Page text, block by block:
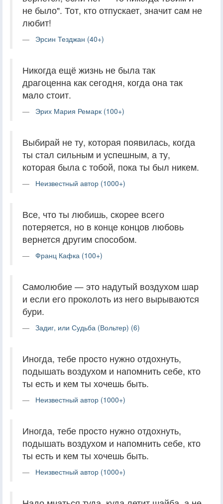
не было". Тот, кто отпускает, значит сам не
любит!
Эрсин Тезджан (40+)
Никогда ещё жизнь не была так
драгоценна как сегодня, когда она так
мало стоит.
Эрих Мария Ремарк (100+)
Выбирай не ту, которая появилась, когда
ты стал сильным и успешным, а ту,
которая была с тобой, пока ты был никем.
Неизвестный автор (1000+)
Все, что ты любишь, скорее всего
потеряется, но в конце концов любовь
вернется другим способом.
Франц Кафка (100+)
Самолюбие — это надутый воздухом шар
и если его проколоть из него вырываются
бури.
Задиг, или Судьба (Вольтер) (6)
Иногда, тебе просто нужно отдохнуть,
подышать воздухом и напомнить себе, кто
ты есть и кем ты хочешь быть.
Неизвестный автор (1000+)
Иногда, тебе просто нужно отдохнуть,
подышать воздухом и напомнить себе, кто
ты есть и кем ты хочешь быть.
Неизвестный автор (1000+)